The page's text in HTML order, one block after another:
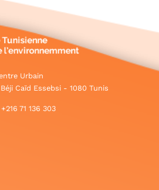
Urbain
Caïd Essebsi - 1080 Tunis
+216 71 136 303